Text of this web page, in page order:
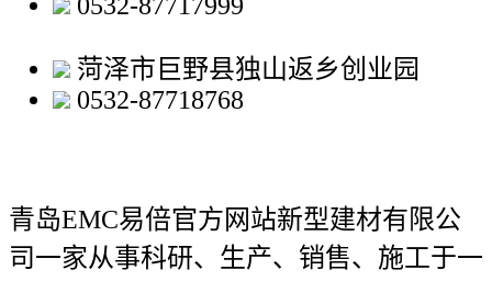
菏泽市巨野县独山返乡创业园
0532-87718768
青岛EMC易倍官方网站新型建材有限公
司一家从事科研、生产、销售、施工于一